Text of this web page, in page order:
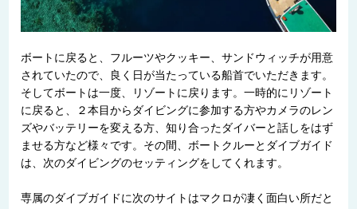
ボートに戻ると、フルーツやクッキー、サンドウィッチが用意
されていたので、良く日が当たっている船首でいただきます。
そしてボートは一度、リゾートに戻ります。一時的にリゾート
に戻ると、２本目からダイビングに参加する方やカメラのレン
ズやバッテリーを変える方、知り合ったダイバーと話しをはず
ませる方など様々です。その間、ボートクルーとダイブガイド
は、次のダイビングのセッティングをしてくれます。
専属のダイブガイドに次のサイトはマクロが凄く面白い所だと